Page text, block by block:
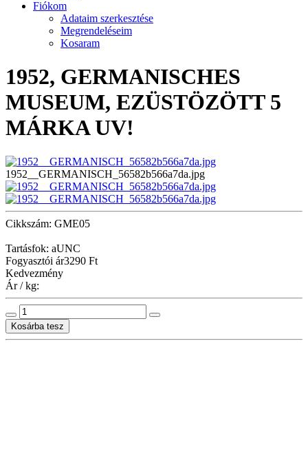
Fiókom
Adataim szerkesztése
Megrendeléseim
Kosaram
1952, GERMANISCHES
MUSEUM, EZÜSTÖZÖTT 5
MÁRKA UV!
1952__GERMANISCH_56582b566a7da.jpg
Cikkszám: GME05
Tartásfok: aUNC
Fogyasztói ár3290 Ft
Kedvezmény
Ár / kg: